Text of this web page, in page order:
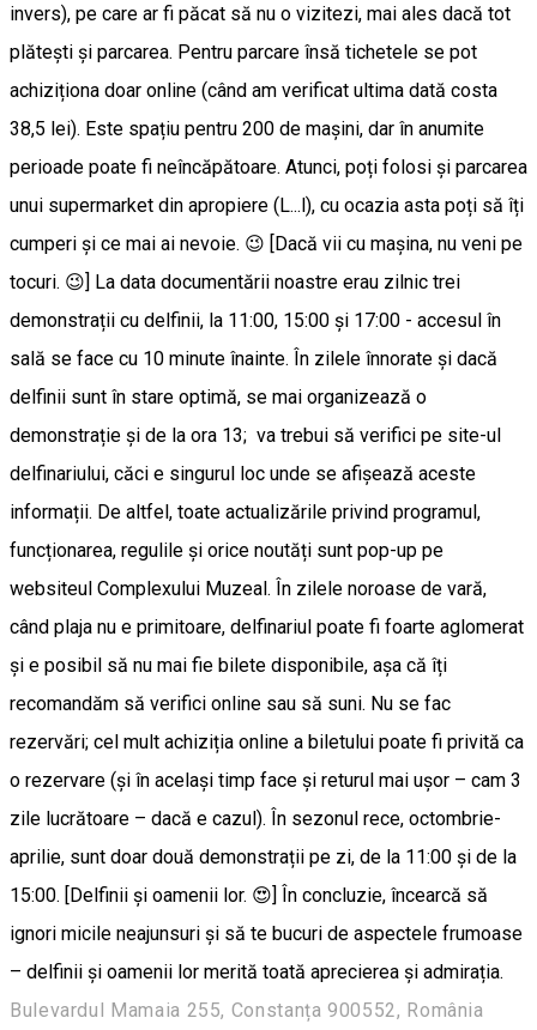
invers), pe care ar fi păcat să nu o vizitezi, mai ales dacă tot
plătești și parcarea. Pentru parcare însă tichetele se pot
achiziționa doar online (când am verificat ultima dată costa
38,5 lei). Este spațiu pentru 200 de mașini, dar în anumite
perioade poate fi neîncăpătoare. Atunci, poți folosi și parcarea
unui supermarket din apropiere (L...l), cu ocazia asta poți să îți
cumperi și ce mai ai nevoie. 😉 [Dacă vii cu mașina, nu veni pe
tocuri. 😉] La data documentării noastre erau zilnic trei
demonstrații cu delfinii, la 11:00, 15:00 și 17:00 - accesul în
sală se face cu 10 minute înainte. În zilele înnorate și dacă
delfinii sunt în stare optimă, se mai organizează o
demonstrație și de la ora 13; va trebui să verifici pe site-ul
delfinariului, căci e singurul loc unde se afișează aceste
informații. De altfel, toate actualizările privind programul,
funcționarea, regulile și orice noutăți sunt pop-up pe
websiteul Complexului Muzeal. În zilele noroase de vară,
când plaja nu e primitoare, delfinariul poate fi foarte aglomerat
și e posibil să nu mai fie bilete disponibile, așa că îți
recomandăm să verifici online sau să suni. Nu se fac
rezervări; cel mult achiziția online a biletului poate fi privită ca
o rezervare (și în același timp face și returul mai ușor – cam 3
zile lucrătoare – dacă e cazul). În sezonul rece, octombrie-
aprilie, sunt doar două demonstrații pe zi, de la 11:00 și de la
15:00. [Delfinii și oamenii lor. 😍] În concluzie, încearcă să
ignori micile neajunsuri și să te bucuri de aspectele frumoase
– delfinii și oamenii lor merită toată aprecierea și admirația.
Bulevardul Mamaia 255, Constanța 900552, România